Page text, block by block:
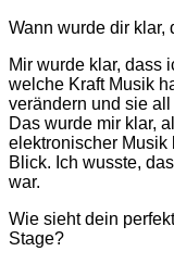
Wann wurde dir klar,
Mir wurde klar, dass
welche Kraft Musik
verändern und sie
Das wurde mir klar,
elektronischer Musik
Blick. Ich wusste,
war.
Wie sieht dein
Stage?